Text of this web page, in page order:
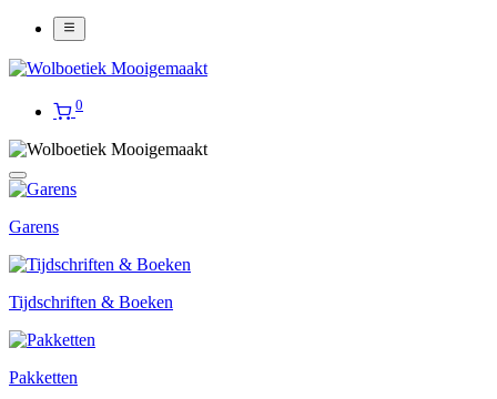
0
Garens
Tijdschriften & Boeken
Pakketten